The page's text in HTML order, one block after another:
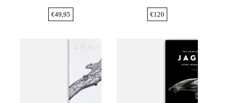
€49,95 €120